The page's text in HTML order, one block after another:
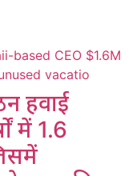
हवाई
में 1.6